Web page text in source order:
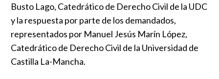
Busto Lago, Catedrático de Derecho Civil de la UDC
y la respuesta por parte de los demandados,
representados por Manuel Jesús Marín López,
Catedrático de Derecho Civil de la Universidad de
Castilla La-Mancha.